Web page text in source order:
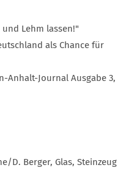
Lehm lassen!"
als Chance für
Anhalt-Journal Ausgabe 3,
D. Berger, Glas, Steinzeug